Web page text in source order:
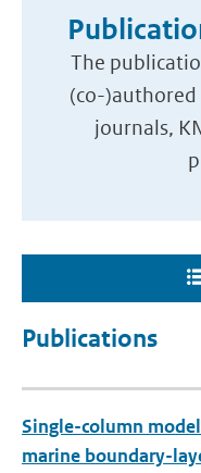
The
(co-
journals,
Publications
Single-column
marine boundary-